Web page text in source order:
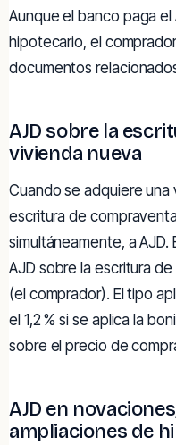
Aunque el banco paga
hipotecario, el
documentos
AJD sobre la
vivienda nueva
Cuando se adquiere
escritura de
simultáneamente, a
AJD sobre la escritura
(el comprador). El tipo
el 1,2 % si se aplica la
sobre el precio de
AJD en
ampliaciones de